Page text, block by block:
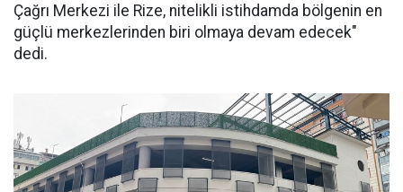
Çağrı Merkezi ile Rize, nitelikli istihdamda bölgenin en
güçlü merkezlerinden biri olmaya devam edecek"
dedi.